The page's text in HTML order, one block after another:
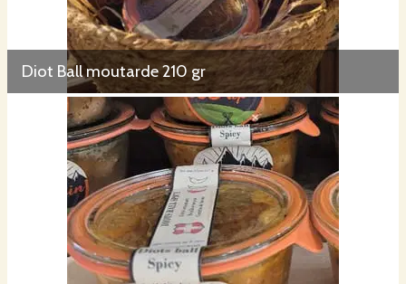
Diot Ball moutarde 210 gr